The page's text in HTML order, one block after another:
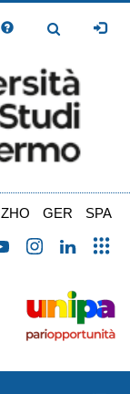
Toggle
ZHO GER SPA